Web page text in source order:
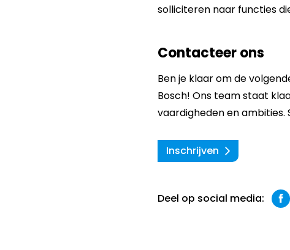
solliciteren naar functies
Contacteer ons
Ben je klaar om de
Bosch! Ons team staat
vaardigheden en
Inschrijven
Deel op social media: